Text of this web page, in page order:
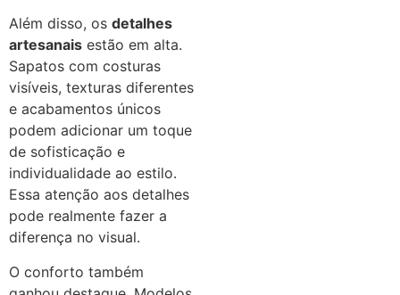
Além disso, os detalhes
artesanais estão em alta.
Sapatos com costuras
visíveis, texturas diferentes
e acabamentos únicos
podem adicionar um toque
de sofisticação e
individualidade ao estilo.
Essa atenção aos detalhes
pode realmente fazer a
diferença no visual.
O conforto também